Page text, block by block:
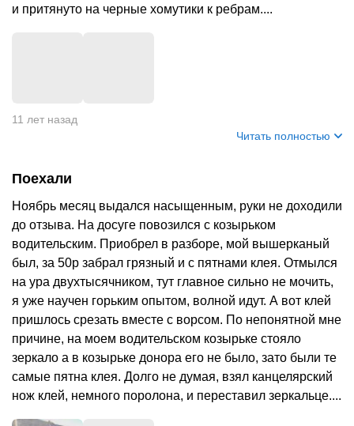
и притянуто на черные хомутики к ребрам....
11 лет назад
Читать полностью
Поехали
Ноябрь месяц выдался насыщенным, руки не доходили
до отзыва. На досуге повозился с козырьком
водительским. Приобрел в разборе, мой вышерканый
был, за 50р забрал грязный и с пятнами клея. Отмылся
на ура двухтысячником, тут главное сильно не мочить,
я уже научен горьким опытом, волной идут. А вот клей
пришлось срезать вместе с ворсом. По непонятной мне
причине, на моем водительском козырьке стояло
зеркало а в козырьке донора его не было, зато были те
самые пятна клея. Долго не думая, взял канцелярский
нож клей, немного поролона, и переставил зеркальце....